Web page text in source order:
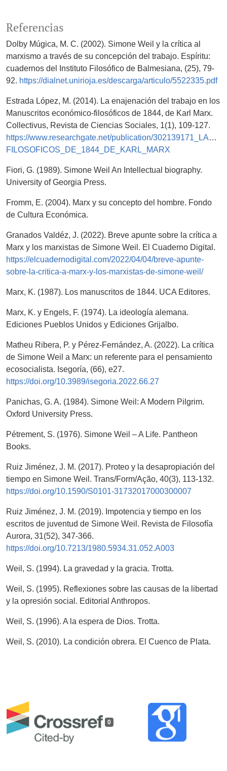
0
Referencias
Dolby Múgica, M. C. (2002). Simone Weil y la crítica al
marxismo a través de su concepción del trabajo. Espíritu:
cuadernos del Instituto Filosófico de Balmesiana, (25), 79-
92. https://dialnet.unirioja.es/descarga/articulo/5522335.pdf
Estrada López, M. (2014). La enajenación del trabajo en los
Manuscritos económico-filosóficos de 1844, de Karl Marx.
Collectivus, Revista de Ciencias Sociales, 1(1), 109-127.
https://www.researchgate.net/publication/
FILOSOFICOS_DE_1844_DE_KARL_MARX
Fiori, G. (1989). Simone Weil An Intellectual biography.
University of Georgia Press.
Fromm, E. (2004). Marx y su concepto del hombre. Fondo
de Cultura Económica.
Granados Valdéz, J. (2022). Breve apunte sobre la crítica a
Marx y los marxistas de Simone Weil. El Cuaderno Digital.
https://elcuadernodigital.com/2022/04/04/breve-apunte-
sobre-la-critica-a-marx-y-los-marxistas-de-simone-weil/
Marx, K. (1987). Los manuscritos de 1844. UCA Editores.
Marx, K. y Engels, F. (1974). La ideología alemana.
Ediciones Pueblos Unidos y Ediciones Grijalbo.
Matheu Ribera, P. y Pérez-Fernández, A. (2022). La crítica
de Simone Weil a Marx: un referente para el pensamiento
ecosocialista. Isegoría, (66), e27.
https://doi.org/10.3989/isegoria.2022.66.27
Panichas, G. A. (1984). Simone Weil: A Modern Pilgrim.
Oxford University Press.
Pétrement, S. (1976). Simone Weil – A Life. Pantheon
Books.
Ruiz Jiménez, J. M. (2017). Proteo y la desapropiación del
tiempo en Simone Weil. Trans/Form/Ação, 40(3), 113-132.
https://doi.org/10.1590/S0101-31732017000300007
Ruiz Jiménez, J. M. (2019). Impotencia y tiempo en los
escritos de juventud de Simone Weil. Revista de Filosofía
Aurora, 31(52), 347-366.
https://doi.org/10.7213/1980.5934.31.052.A003
Weil, S. (1994). La gravedad y la gracia. Trotta.
Weil, S. (1995). Reflexiones sobre las causas de la libertad
y la opresión social. Editorial Anthropos.
Weil, S. (1996). A la espera de Dios. Trotta.
Weil, S. (2010). La condición obrera. El Cuenco de Plata.